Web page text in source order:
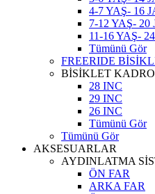
4-7 YAŞ- 16
7-12 YAŞ- 20
11-16 YAŞ-
Tümünü Gör
FREERIDE
BİSİKLET
28 INC
29 INC
26 INC
Tümünü Gör
Tümünü Gör
AKSESUARLAR
AYDINLATMA
ÖN FAR
ARKA FAR